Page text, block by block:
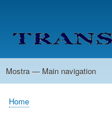
account
menu
Main
Mostra — Main navigation
Home
Lista Autori
Contatti
Spedizione & Consegna
Legenda
Condizioni per l'uso
Briciole
Home